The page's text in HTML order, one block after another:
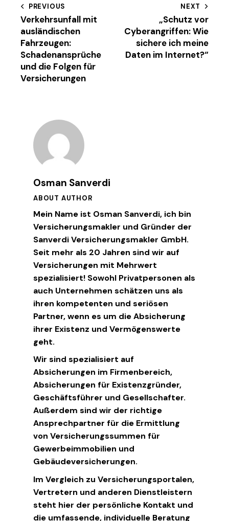
Beitragsnavigation
PREVIOUS
Verkehrsunfall mit
ausländischen
Fahrzeugen:
Schadenansprüche
und die Folgen für
Versicherungen
NEXT
„Schutz vor
Cyberangriffen: Wie
sichere ich meine
Daten im Internet?“
Osman Sanverdi
ABOUT AUTHOR
Mein Name ist Osman Sanverdi, ich bin
Versicherungsmakler und Gründer der
Sanverdi Versicherungsmakler GmbH.
Seit mehr als 20 Jahren sind wir auf
Versicherungen mit Mehrwert
spezialisiert! Sowohl Privatpersonen als
auch Unternehmen schätzen uns als
ihren kompetenten und seriösen
Partner, wenn es um die Absicherung
ihrer Existenz und Vermögenswerte
geht.
Wir sind spezialisiert auf
Absicherungen im Firmenbereich,
Absicherungen für Existenzgründer,
Geschäftsführer und Gesellschafter.
Außerdem sind wir der richtige
Ansprechpartner für die Ermittlung
von Versicherungssummen für
Gewerbeimmobilien und
Gebäudeversicherungen.
Im Vergleich zu Versicherungsportalen,
Vertretern und anderen Dienstleistern
steht hier der persönliche Kontakt und
die umfassende, individuelle Beratung